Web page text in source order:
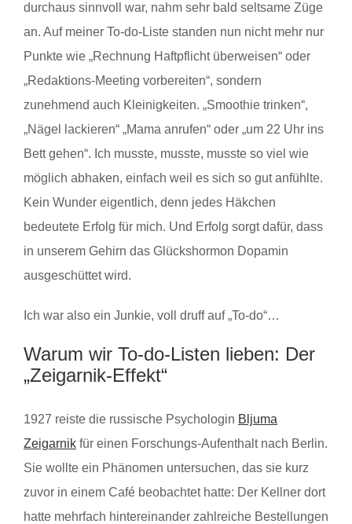
durchaus sinnvoll war, nahm sehr bald seltsame Züge
an. Auf meiner To-do-Liste standen nun nicht mehr nur
Punkte wie „Rechnung Haftpflicht überweisen“ oder
„Redaktions-Meeting vorbereiten“, sondern
zunehmend auch Kleinigkeiten. „Smoothie trinken“,
„Nägel lackieren“ „Mama anrufen“ oder „um 22 Uhr ins
Bett gehen“. Ich musste, musste, musste so viel wie
möglich abhaken, einfach weil es sich so gut anfühlte.
Kein Wunder eigentlich, denn jedes Häkchen
bedeutete Erfolg für mich. Und Erfolg sorgt dafür, dass
in unserem Gehirn das Glückshormon Dopamin
ausgeschüttet wird.
Ich war also ein Junkie, voll druff auf „To-do“…
Warum wir To-do-Listen lieben: Der
„Zeigarnik-Effekt“
1927 reiste die russische Psychologin Bljuma
Zeigarnik für einen Forschungs-Aufenthalt nach Berlin.
Sie wollte ein Phänomen untersuchen, das sie kurz
zuvor in einem Café beobachtet hatte: Der Kellner dort
hatte mehrfach hintereinander zahlreiche Bestellungen